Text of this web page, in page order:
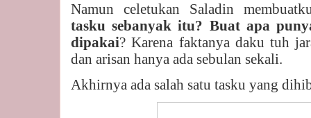
Namun celetukan Saladin
tasku sebanyak itu? Buat apa
dipakai? Karena faktanya daku tuh
dan arisan hanya ada sebulan sekali.
Akhirnya ada salah satu tasku yang